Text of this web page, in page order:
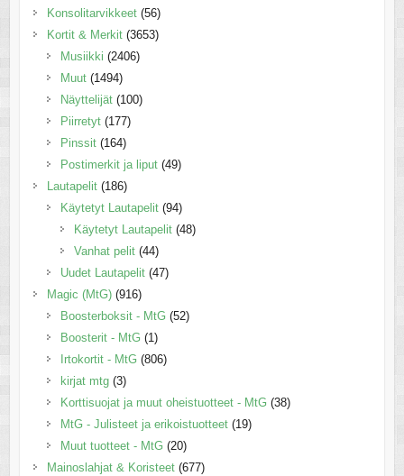
Konsolitarvikkeet (56)
Kortit & Merkit (3653)
Musiikki (2406)
Muut (1494)
Näyttelijät (100)
Piirretyt (177)
Pinssit (164)
Postimerkit ja liput (49)
Lautapelit (186)
Käytetyt Lautapelit (94)
Käytetyt Lautapelit (48)
Vanhat pelit (44)
Uudet Lautapelit (47)
Magic (MtG) (916)
Boosterboksit - MtG (52)
Boosterit - MtG (1)
Irtokortit - MtG (806)
kirjat mtg (3)
Korttisuojat ja muut oheistuotteet - MtG (38)
MtG - Julisteet ja erikoistuotteet (19)
Muut tuotteet - MtG (20)
Mainoslahjat & Koristeet (677)